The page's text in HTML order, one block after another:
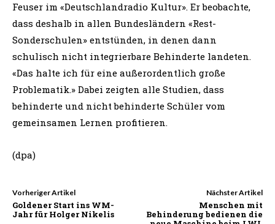
Feuser im «Deutschlandradio Kultur». Er beobachte,
dass deshalb in allen Bundesländern «Rest-
Sonderschulen» entstünden, in denen dann
schulisch nicht integrierbare Behinderte landeten.
«Das halte ich für eine außerordentlich große
Problematik.» Dabei zeigten alle Studien, dass
behinderte und nicht behinderte Schüler vom
gemeinsamen Lernen profitieren.
(dpa)
Vorheriger Artikel
Goldener Start ins WM-
Jahr für Holger Nikelis
Nächster Artikel
Menschen mit
Behinderung bedienen die